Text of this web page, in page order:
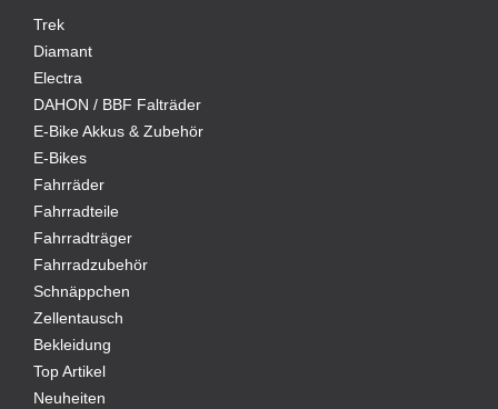
Trek
Diamant
Electra
DAHON / BBF Falträder
E-Bike Akkus & Zubehör
E-Bikes
Fahrräder
Fahrradteile
Fahrradträger
Fahrradzubehör
Schnäppchen
Zellentausch
Bekleidung
Top Artikel
Neuheiten